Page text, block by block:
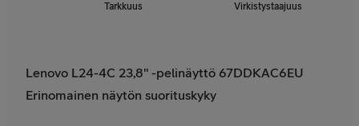
Tarkkuus Virkistystaajuus
Lenovo L24-4C 23,8" -pelinäyttö 67DDKAC6EU
Erinomainen näytön suorituskyky